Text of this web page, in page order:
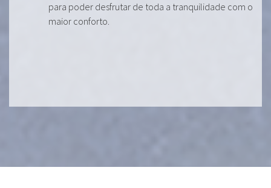
para poder desfrutar de toda a tranquilidade com o
maior conforto.